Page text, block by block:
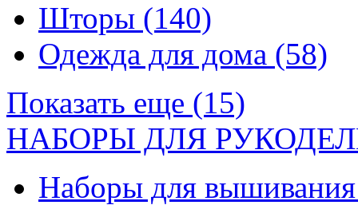
Шторы (140)
Одежда для дома (58)
Показать еще (15)
НАБОРЫ ДЛЯ
Наборы для